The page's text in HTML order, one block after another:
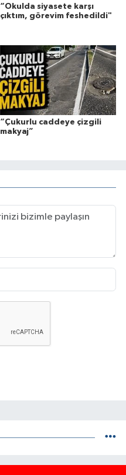
“Okulda siyasete karşı
çıktım, görevim feshedildi"
“Çukurlu caddeye çizgili
makyaj”